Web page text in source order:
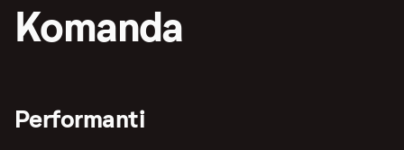
Komanda
Performanti